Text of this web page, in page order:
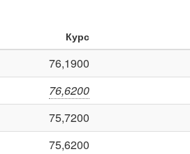
Курс
76,1900
76,6200
75,7200
75,6200